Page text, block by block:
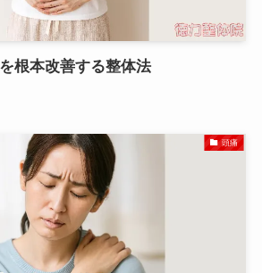
根本改善する整体法
頭痛